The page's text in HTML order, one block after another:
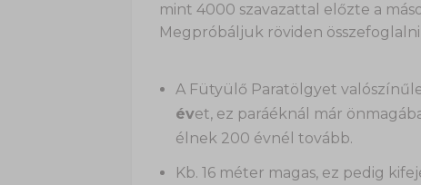
mint 4000 szavazattal előzte a
Megpróbáljuk röviden
A Fütyülő Paratölgyet
évet, ez paráéknál már
élnek 200 évnél tovább.
Kb. 16 méter magas, ez pedig